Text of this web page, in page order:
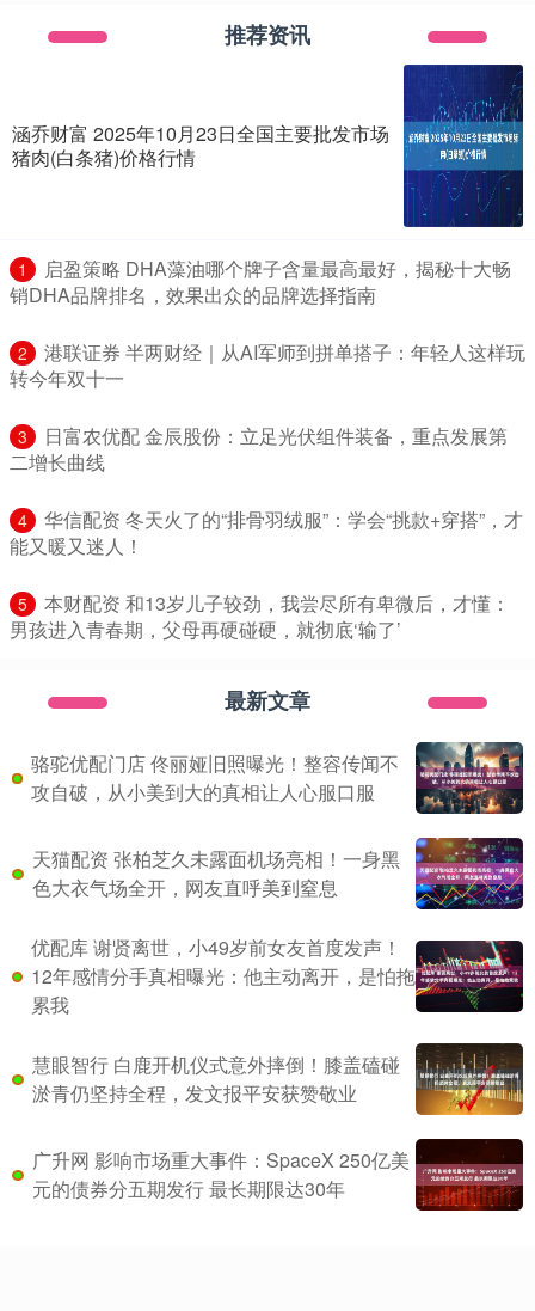
推荐资讯
涵乔财富 2025年10月23日全国主要批发市场
猪肉(白条猪)价格行情
1
​启盈策略 DHA藻油哪个牌子含量最高最好，揭秘十大畅
销DHA品牌排名，效果出众的品牌选择指南
2
​港联证券 半两财经｜从AI军师到拼单搭子：年轻人这样玩
转今年双十一
3
​日富农优配 金辰股份：立足光伏组件装备，重点发展第
二增长曲线
4
​华信配资 冬天火了的“排骨羽绒服”：学会“挑款+穿搭”，才
能又暖又迷人！
5
​本财配资 和13岁儿子较劲，我尝尽所有卑微后，才懂：
男孩进入青春期，父母再硬碰硬，就彻底‘输了’
最新文章
骆驼优配门店 佟丽娅旧照曝光！整容传闻不
攻自破，从小美到大的真相让人心服口服
天猫配资 张柏芝久未露面机场亮相！一身黑
色大衣气场全开，网友直呼美到窒息
优配库 谢贤离世，小49岁前女友首度发声！
12年感情分手真相曝光：他主动离开，是怕拖
累我
慧眼智行 白鹿开机仪式意外摔倒！膝盖磕碰
淤青仍坚持全程，发文报平安获赞敬业
广升网 影响市场重大事件：SpaceX 250亿美
元的债券分五期发行 最长期限达30年